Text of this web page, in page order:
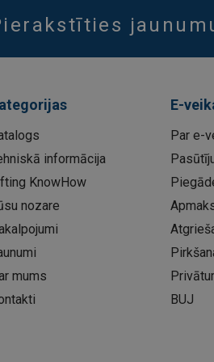
informācija
KnowHow
nozare
mums
E-
Par e-
BUJ